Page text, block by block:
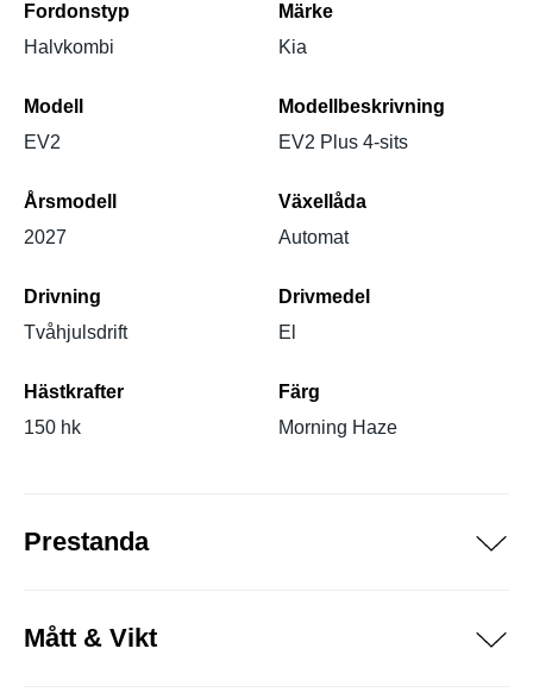
Fordonstyp
Halvkombi
Märke
Kia
Modell
EV2
Modellbeskrivning
EV2 Plus 4-sits
Årsmodell
2027
Växellåda
Automat
Drivning
Tvåhjulsdrift
Drivmedel
El
Hästkrafter
150 hk
Färg
Morning Haze
Prestanda
Mått & Vikt